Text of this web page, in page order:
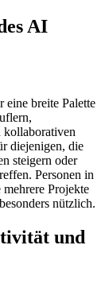
AI
breite Palette
kollaborativen
diejenigen, die
steigern oder
Personen in
Projekte
nützlich.
und